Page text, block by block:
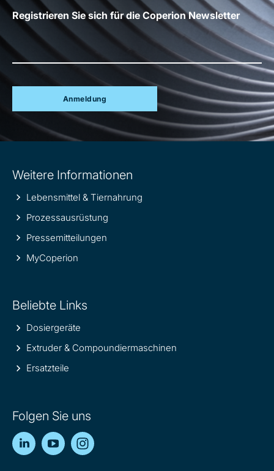
Registrieren Sie sich für die Coperion Newsletter
Anmeldung
information
Weitere Informationen
Lebensmittel & Tiernahrung
Prozessausrüstung
Pressemitteilungen
MyCoperion
Beliebte Links
Dosiergeräte
Extruder & Compoundiermaschinen
Ersatzteile
Folgen Sie uns
LinkedInYouTube